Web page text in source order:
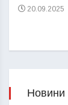
20.09.2025
Новини